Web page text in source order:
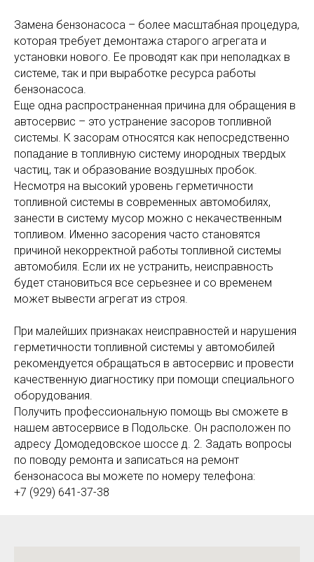
Замена бензонасоса – более масштабная процедура,
которая требует демонтажа старого агрегата и
установки нового. Ее проводят как при неполадках в
системе, так и при выработке ресурса работы
бензонасоса.
Еще одна распространенная причина для обращения в
автосервис – это устранение засоров топливной
системы. К засорам относятся как непосредственно
попадание в топливную систему инородных твердых
частиц, так и образование воздушных пробок.
Несмотря на высокий уровень герметичности
топливной системы в современных автомобилях,
занести в систему мусор можно с некачественным
топливом. Именно засорения часто становятся
причиной некорректной работы топливной системы
автомобиля. Если их не устранить, неисправность
будет становиться все серьезнее и со временем
может вывести агрегат из строя.
При малейших признаках неисправностей и нарушения
герметичности топливной системы у автомобилей
рекомендуется обращаться в автосервис и провести
качественную диагностику при помощи специального
оборудования.
Получить профессиональную помощь вы сможете в
нашем автосервисе в Подольске. Он расположен по
адресу Домодедовское шоссе д. 2. Задать вопросы
по поводу ремонта и записаться на ремонт
бензонасоса вы можете по номеру телефона:
+7 (929) 641-37-38